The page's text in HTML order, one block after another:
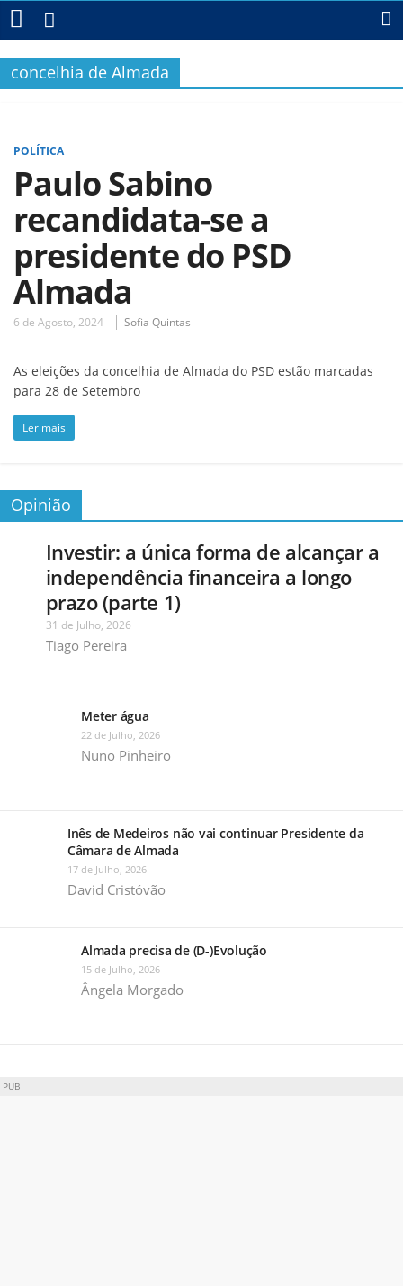
concelhia de Almada
POLÍTICA
Paulo Sabino
recandidata-se a
presidente do PSD
Almada
6 de Agosto, 2024 Sofia Quintas
As eleições da concelhia de Almada do PSD estão marcadas
para 28 de Setembro
Ler mais
Opinião
Investir: a única forma de alcançar a
independência financeira a longo
prazo (parte 1)
31 de Julho, 2026
Tiago Pereira
Meter água
22 de Julho, 2026
Nuno Pinheiro
Inês de Medeiros não vai continuar Presidente da
Câmara de Almada
17 de Julho, 2026
David Cristóvão
Almada precisa de (D-)Evolução
15 de Julho, 2026
Ângela Morgado
PUB